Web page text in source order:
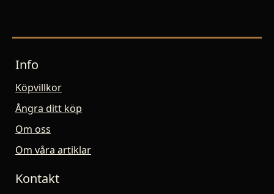
Info
Köpvillkor
Ångra ditt köp
Om oss
Om våra artiklar
Kontakt